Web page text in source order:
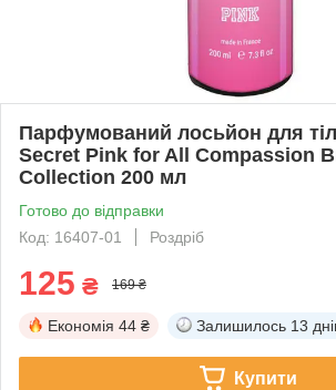
Парфумований лосьйон для
Secret Pink for All Compassion
Collection 200 мл
Готово до відправки
Код: 16407-01
Роздріб
125 ₴ 169 ₴
Економія 44 ₴ Залишилось 13
Купити